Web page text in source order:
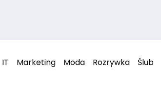
IT Marketing Moda Rozrywka Ślub